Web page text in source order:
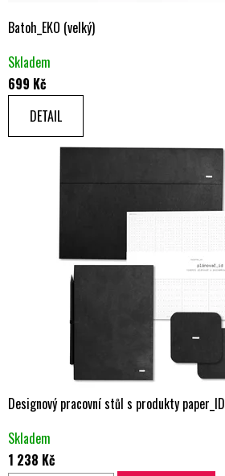
Batoh_EKO (velký)
Skladem
699 Kč
DETAIL
Designový pracovní stůl s produkty paper_ID
hodnocení
produktu
Skladem
1 238 Kč